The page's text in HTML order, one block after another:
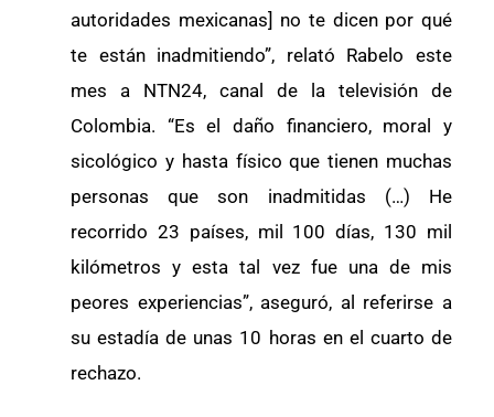
autoridades mexicanas] no te dicen por qué
te están inadmitiendo”, relató Rabelo este
mes a NTN24, canal de la televisión de
Colombia. “Es el daño financiero, moral y
sicológico y hasta físico que tienen muchas
personas que son inadmitidas (…) He
recorrido 23 países, mil 100 días, 130 mil
kilómetros y esta tal vez fue una de mis
peores experiencias”, aseguró, al referirse a
su estadía de unas 10 horas en el cuarto de
rechazo.